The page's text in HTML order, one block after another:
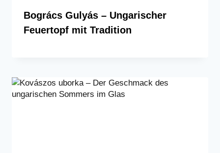
Bogrács Gulyás – Ungarischer
Feuertopf mit Tradition